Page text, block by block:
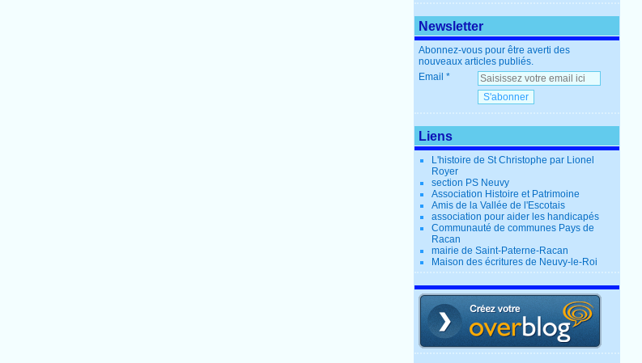
Newsletter
Abonnez-vous pour être averti des
nouveaux articles publiés.
Email
Liens
L'histoire de St Christophe par Lionel
Royer
section PS Neuvy
Association Histoire et Patrimoine
Amis de la Vallée de l'Escotais
association pour aider les handicapés
Communauté de communes Pays de
Racan
mairie de Saint-Paterne-Racan
Maison des écritures de Neuvy-le-Roi